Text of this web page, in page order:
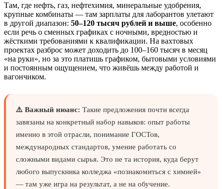
Там, где нефть, газ, нефтехимия, минеральные удобрения,
крупные комбинаты — там зарплаты для лаборантов улетают
в другой диапазон: 50–120 тысяч рублей и выше, особенно
если речь о сменных графиках с ночными, вредностью и
жёсткими требованиями к квалификации. На вахтовых
проектах разброс может доходить до 100–160 тысяч в месяц
«на руки», но за это платишь графиком, бытовыми условиями
и постоянным ощущением, что живёшь между работой и
вагончиком.
⚠️ Важный нюанс: Такие предложения почти всегда
завязаны на конкретный набор навыков: опыт работы
именно в этой отрасли, понимание ГОСТов,
международных стандартов, умение работать со
сложными видами сырья. Это не та история, куда берут
любого выпускника колледжа «познакомиться с химией»
— там уже игра на результат, а не на обучение.